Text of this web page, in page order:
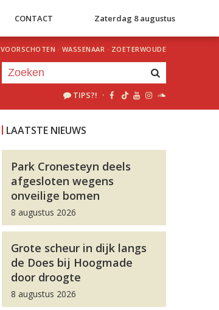
CONTACT Zaterdag 8 augustus
VOORSCHOTEN · WASSENAAR · ZOETERWOUDE
TIPS?! ·
LAATSTE NIEUWS
Park Cronesteyn deels
afgesloten wegens
onveilige bomen
8 augustus 2026
Grote scheur in dijk langs
de Does bij Hoogmade
door droogte
8 augustus 2026